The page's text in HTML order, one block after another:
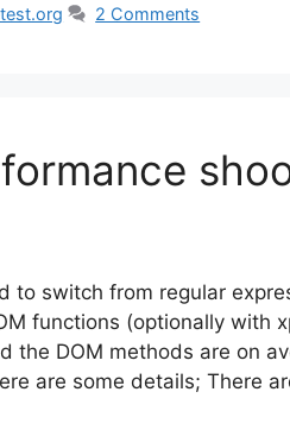
2 Comments
to switch from regular
functions (optionally with
the DOM methods are on
are some details; There